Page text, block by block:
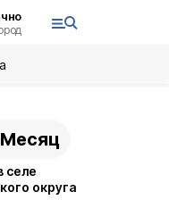
Месяц
селе
округа